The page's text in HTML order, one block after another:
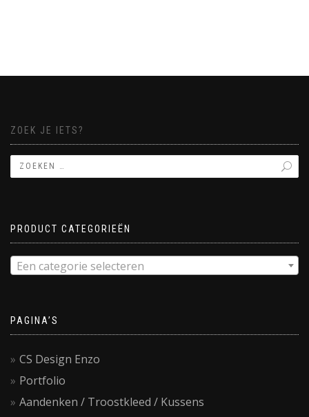
ZOEK JE IETS?
PRODUCT CATEGORIEËN
Een categorie selecteren
PAGINA’S
CS Design Enzo
Portfolio
Aandenken / Troostkleed / Kussens